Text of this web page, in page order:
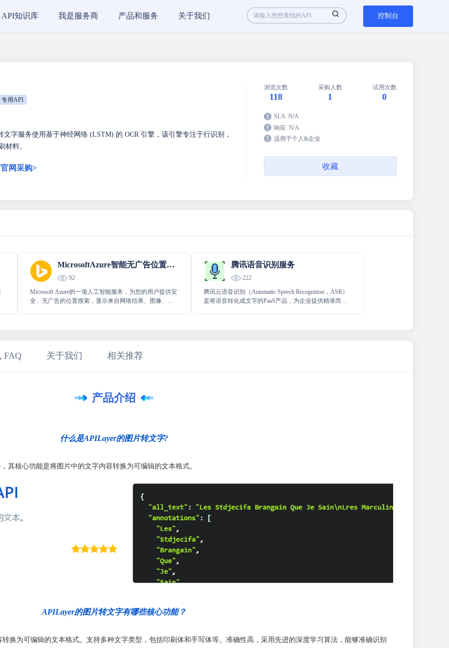
API知识库 我是服务商 产品和服务 关于我们 控制台
专用API
文字服务使用基于神经网络 (LSTM) 的 OCR 引擎，该引擎专注于行识别，
材料。
网采购>
浏览次数
118
采购人数
1
试用次数
0
SLA: N/A
响应: N/A
适用于个人&企业
收藏
MicrosoftAzure智能无广告位置搜寻
92
Microsoft Azure的一项人工智能服务，为您的用户提供安
全、无广告的位置搜索，显示来自网络结果、图像、本
腾讯语音识别服务
222
腾讯云语音识别（Automatic Speech Recognition，ASR）
是将语音转化成文字的PaaS产品，为企业提供精准而极
FAQ 关于我们 相关推荐
产品介绍
什么是APILayer的图片转文字?
其核心功能是将图片中的文字内容转换为可编辑的文本格式。
APILayer的图片转文字有哪些核心功能？
换为可编辑的文本格式。支持多种文字类型，包括印刷体和手写体等。准确性高，采用先进的深度学习算法，能够准确识别